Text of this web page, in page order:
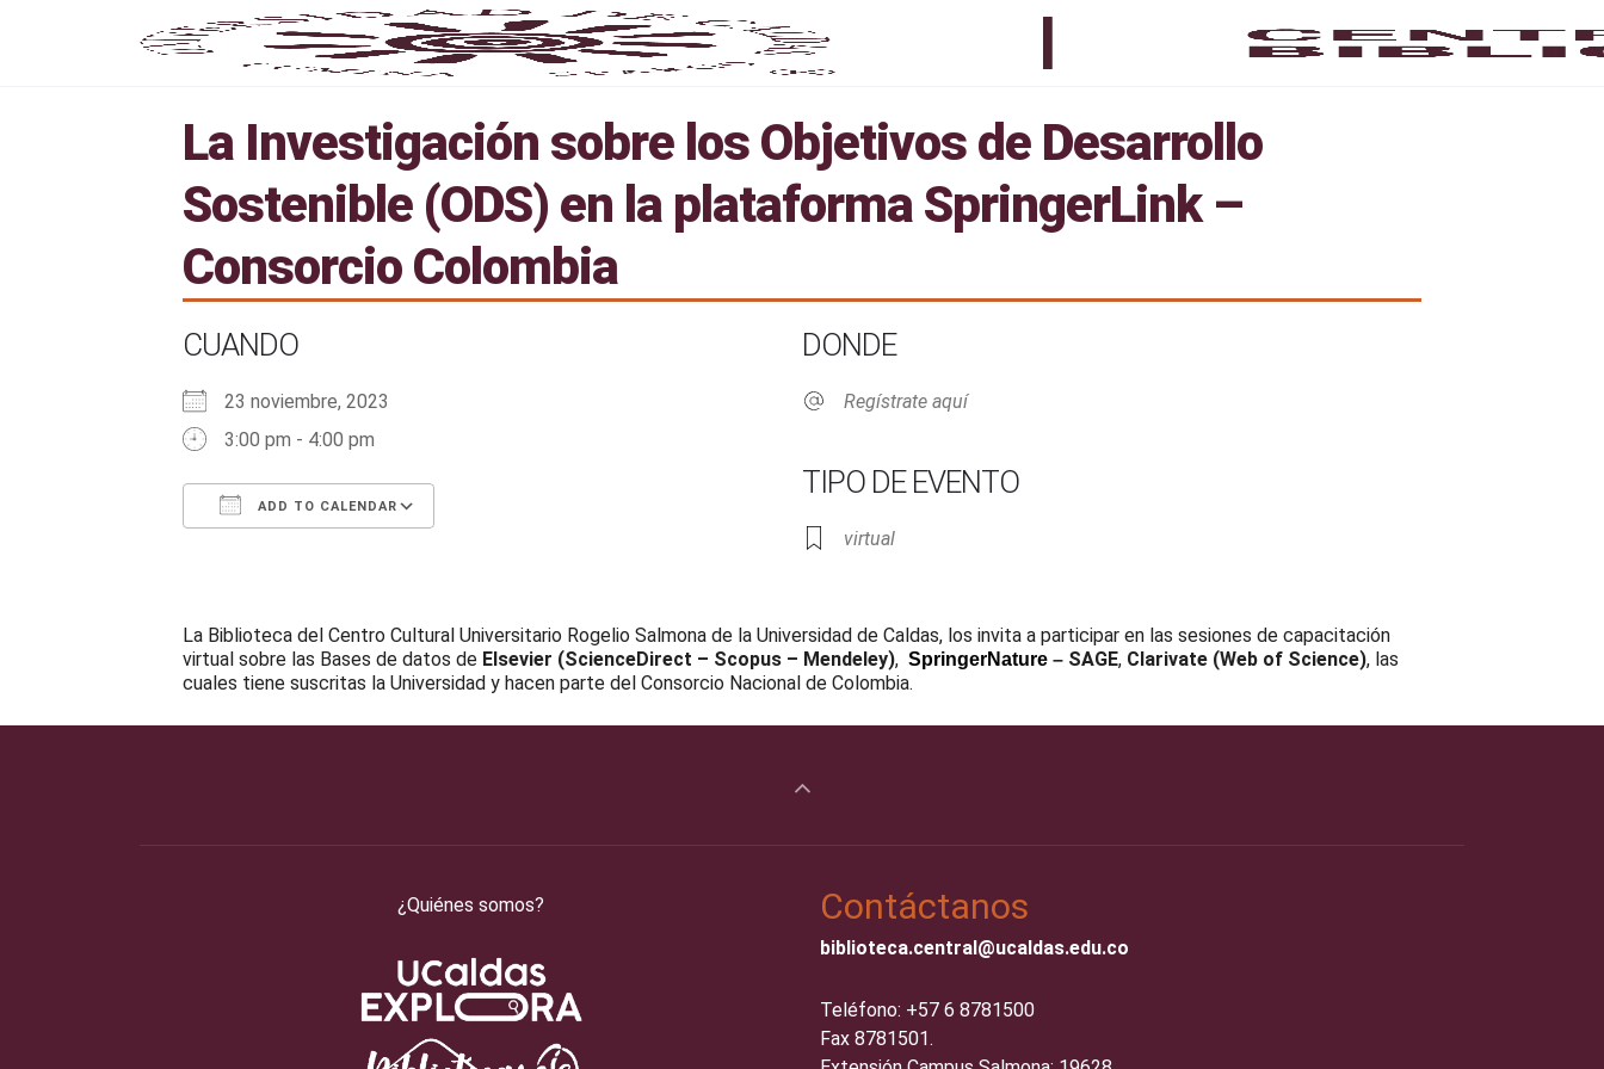
La Investigación sobre los Objetivos de Desarrollo
Sostenible (ODS) en la plataforma SpringerLink –
Consorcio Colombia
CUANDO
23 noviembre, 2023
3:00 pm - 4:00 pm
ADD TO CALENDAR
DONDE
Regístrate aquí
TIPO DE EVENTO
virtual
La Biblioteca del Centro Cultural Universitario Rogelio Salmona de la Universidad de Caldas, los invita a participar en las sesiones de capacitación
virtual sobre las Bases de datos de Elsevier (ScienceDirect – Scopus – Mendeley), SpringerNature – SAGE, Clarivate (Web of Science), las
cuales tiene suscritas la Universidad y hacen parte del Consorcio Nacional de Colombia.
¿Quiénes somos? Contáctanos
biblioteca.central@ucaldas.edu.co
Teléfono: +57 6 8781500
Fax 8781501.